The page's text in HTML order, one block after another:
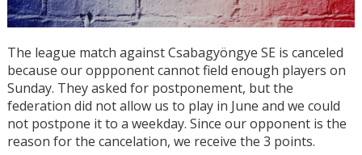
The league match against Csabagyöngye SE is canceled
because our oppponent cannot field enough players on
Sunday. They asked for postponement, but the
federation did not allow us to play in June and we could
not postpone it to a weekday. Since our opponent is the
reason for the cancelation, we receive the 3 points.